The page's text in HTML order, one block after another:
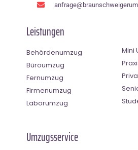
Leistungen
Behördenumzug
Büroumzug
Fernumzug
Firmenumzug
Laborumzug
Mini
Umzugsservice